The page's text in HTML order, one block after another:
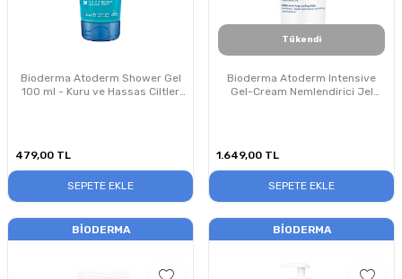
Bioderma Atoderm Shower Gel
100 ml - Kuru ve Hassas Ciltler
479,00 TL
SEPETE EKLE
Tükendi
Bioderma Atoderm Intensive
Gel-Cream Nemlendirici Jel
1.649,00 TL
SEPETE EKLE
BIODERMA BIODERMA